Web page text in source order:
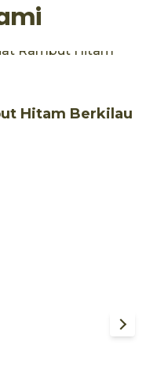
Hitam Berkilau